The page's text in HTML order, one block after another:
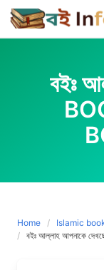
Skip
to
content
বইঃ
Home
Islamic
বইঃ আল্লাহ আপনাকে